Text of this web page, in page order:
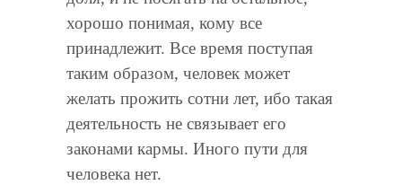
хорошо понимая, кому все
принадлежит. Все время поступая
таким образом, человек может
желать прожить сотни лет, ибо такая
деятельность не связывает его
законами кармы. Иного пути для
человека нет.